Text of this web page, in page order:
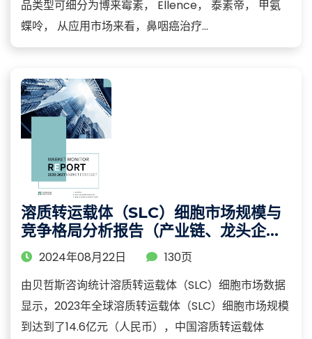
品类型可细分为博来霉素， Ellence， 泰素帝， 甲氨
蝶呤， 从应用市场来看，鼻咽癌治疗...
溶质转运载体（SLC）细胞市场规模与
竞争格局分析报告（产业链、龙头企业
及重点区域研究）
2024年08月22日
130页
由贝哲斯咨询统计溶质转运载体（SLC）细胞市场数据
显示，2023年全球溶质转运载体（SLC）细胞市场规模
到达到了14.6亿元（人民币），中国溶质转运载体